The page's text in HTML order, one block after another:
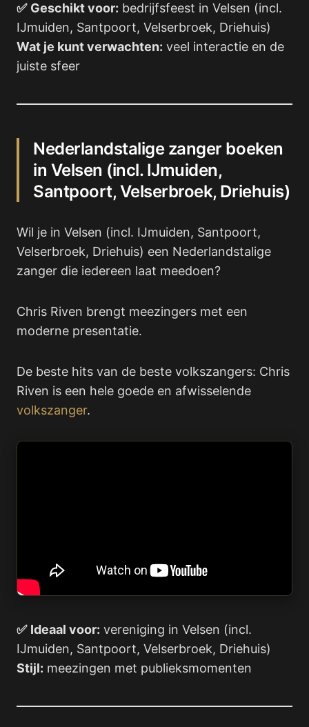
✅ Geschikt voor: bedrijfsfeest in Velsen (incl.
IJmuiden, Santpoort, Velserbroek, Driehuis)
Wat je kunt verwachten: veel interactie en de
juiste sfeer
Nederlandstalige zanger boeken
in Velsen (incl. IJmuiden,
Santpoort, Velserbroek, Driehuis)
Wil je in Velsen (incl. IJmuiden, Santpoort,
Velserbroek, Driehuis) een Nederlandstalige
zanger die iedereen laat meedoen?
Chris Riven brengt meezingers met een
moderne presentatie.
De beste hits van de beste volkszangers: Chris
Riven is een hele goede en afwisselende
volkszanger.
✅ Ideaal voor: vereniging in Velsen (incl.
IJmuiden, Santpoort, Velserbroek, Driehuis)
Stijl: meezingen met publieksmomenten